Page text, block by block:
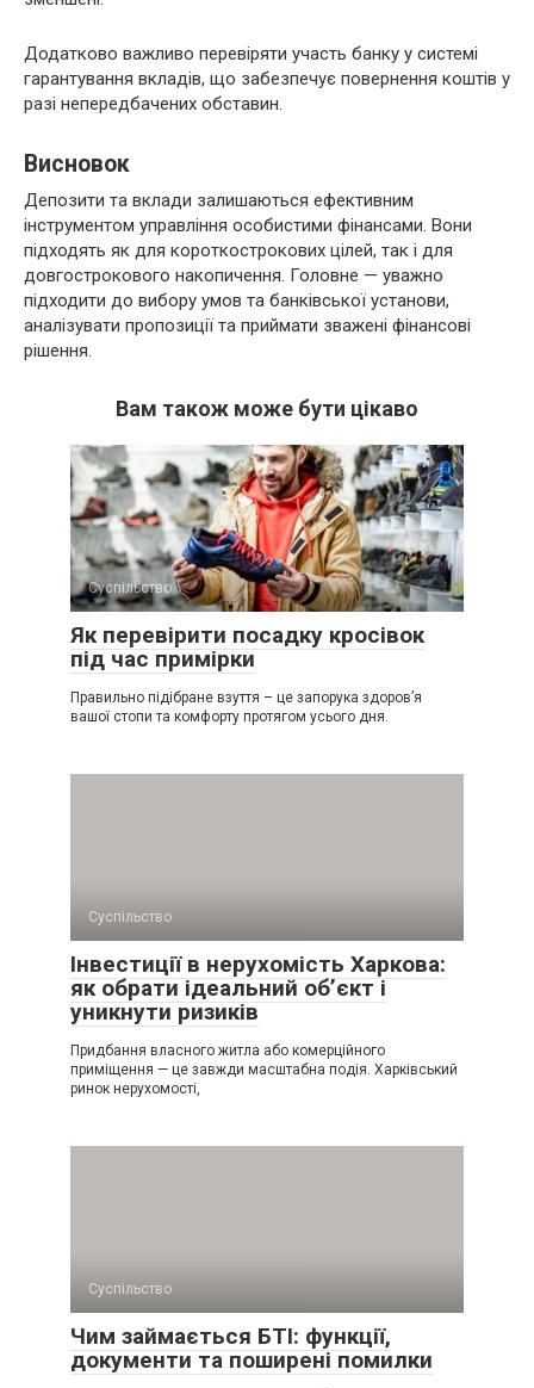
Додатково важливо перевіряти участь банку у системі
гарантування вкладів, що забезпечує повернення коштів у
разі непередбачених обставин.
Висновок
Депозити та вклади залишаються ефективним
інструментом управління особистими фінансами. Вони
підходять як для короткострокових цілей, так і для
довгострокового накопичення. Головне — уважно
підходити до вибору умов та банківської установи,
аналізувати пропозиції та приймати зважені фінансові
рішення.
Вам також може бути цікаво
Суспільство
Як перевірити посадку кросівок
під час примірки
Правильно підібране взуття – це запорука здоров’я
вашої стопи та комфорту протягом усього дня.
Суспільство
Інвестиції в нерухомість Харкова:
як обрати ідеальний об’єкт і
уникнути ризиків
Придбання власного житла або комерційного
приміщення — це завжди масштабна подія. Харківський
ринок нерухомості,
Суспільство
Чим займається БТІ: функції,
документи та поширені помилки